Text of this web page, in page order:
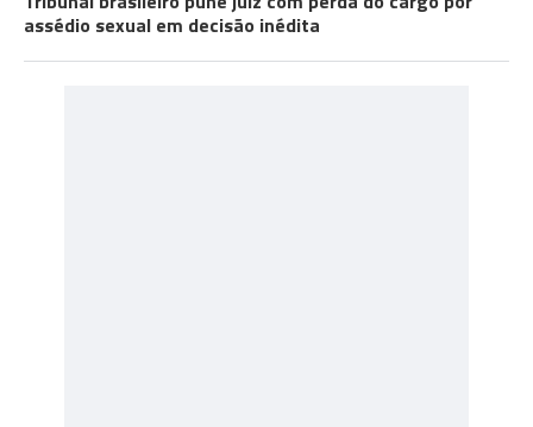
assédio sexual em decisão inédita